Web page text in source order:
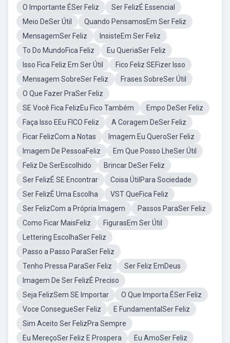
O Importante ÉSer Feliz
Ser FelizÉ Essencial
Meio DeSer Útil
Quando PensamosEm Ser Feliz
MensagemSer Feliz
InsisteEm Ser Feliz
To Do MundoFica Feliz
Eu QueriaSer Feliz
Isso Fica Feliz Em Ser Útil
Fico Feliz SEFizer Isso
Mensagem SobreSer Feliz
Frases SobreSer Útil
O Que Fazer PraSer Feliz
SE Você Fica FelizEu Fico Também
Empo DeSer Feliz
Faça Isso EEu FICO Feliz
A Coragem DeSer Feliz
Ficar FelizCom a Notas
Imagem Eu QueroSer Feliz
Imagem De PessoaFeliz
Em Que Posso LheSer Útil
Feliz De SerEscolhido
Brincar DeSer Feliz
Ser FelizÉ SE Encontrar
Coisa ÚtilPara Sociedade
Ser FelizÉ Uma Escolha
VST QueFica Feliz
Ser FelizCom a Própria Imagem
Passos ParaSer Feliz
Como Ficar MaisFeliz
FigurasEm Ser Útil
Lettering EscolhaSer Feliz
Passo a Passo ParaSer Feliz
Tenho Pressa ParaSer Feliz
Ser Feliz EmDeus
Imagem De Ser FelizÉ Preciso
Seja FelizSem SE Importar
O Que Importa ÉSer Feliz
Voce ConsegueSer Feliz
E FundamentalSer Feliz
Sim Aceito Ser FelizPra Sempre
Eu MereçoSer Feliz E Prospera
Eu AmoSer Feliz